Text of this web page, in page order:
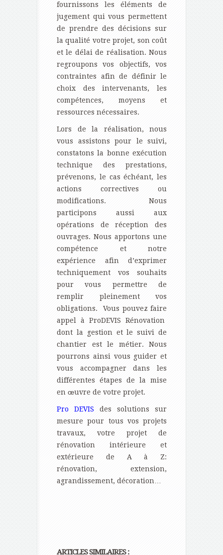
fournissons les éléments de
jugement qui vous permettent
de prendre des décisions sur
la qualité votre projet, son coût
et le délai de réalisation. Nous
regroupons vos objectifs, vos
contraintes afin de définir le
choix des intervenants, les
compétences, moyens et
ressources nécessaires.
Lors de la réalisation, nous
vous assistons pour le suivi,
constatons la bonne exécution
technique des prestations,
prévenons, le cas échéant, les
actions correctives ou
modifications. Nous
participons aussi aux
opérations de réception des
ouvrages. Nous apportons une
compétence et notre
expérience afin d’exprimer
techniquement vos souhaits
pour vous permettre de
remplir pleinement vos
obligations. Vous pouvez faire
appel à ProDEVIS Rénovation
dont la gestion et le suivi de
chantier est le métier. Nous
pourrons ainsi vous guider et
vous accompagner dans les
différentes étapes de la mise
en œuvre de votre projet.
Pro DEVIS des solutions sur
mesure pour tous vos projets
travaux, votre projet de
rénovation intérieure et
extérieure de A à Z:
rénovation, extension,
agrandissement, décoration…
ARTICLES SIMILAIRES :